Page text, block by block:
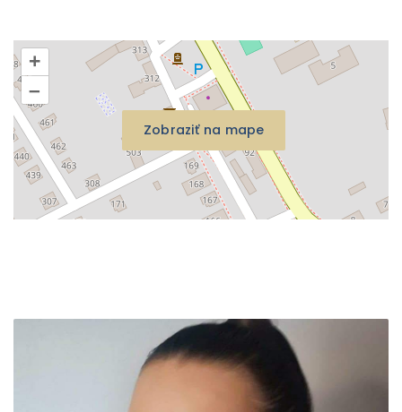
Zobraziť na mape
+
–